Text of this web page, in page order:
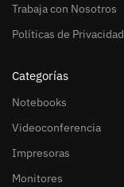
Trabaja con Nosotros
Políticas de Privacidad
Categorías
Notebooks
Videoconferencia
Impresoras
Monitores